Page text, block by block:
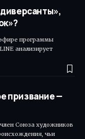
программы
анализирует
призвание —
Союза художников
чьи